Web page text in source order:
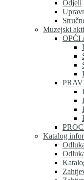
Odjeli
Muzejski akti
OPĆI
Katalog